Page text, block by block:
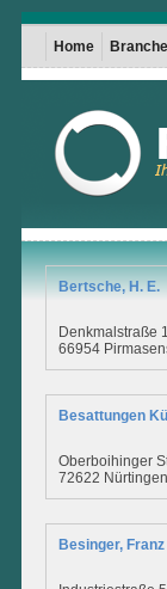
Home
Bertsche, H. E.
Denkmalstraße
66954
Besattungen
Oberboihinger
72622 Nürtingen
Besinger,